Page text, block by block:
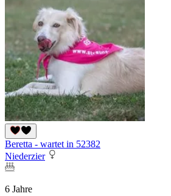
Beretta - wartet in 52382
Niederzier
6 Jahre